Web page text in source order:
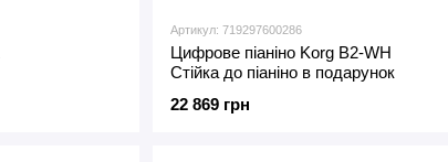
Артикул: 719297600286
Цифрове піаніно Korg B2-WH
Стійка до піаніно в подарунок
22 869 грн